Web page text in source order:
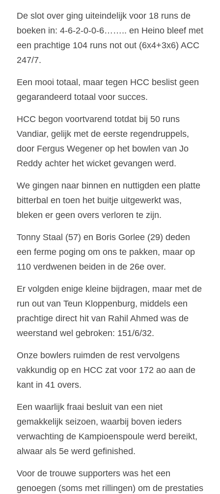
De slot over ging uiteindelijk voor 18 runs de
boeken in: 4-6-2-0-0-6…….. en Heino bleef met
een prachtige 104 runs not out (6x4+3x6) ACC
247/7.
Een mooi totaal, maar tegen HCC beslist geen
gegarandeerd totaal voor succes.
HCC begon voortvarend totdat bij 50 runs
Vandiar, gelijk met de eerste regendruppels,
door Fergus Wegener op het bowlen van Jo
Reddy achter het wicket gevangen werd.
We gingen naar binnen en nuttigden een platte
bitterbal en toen het buitje uitgewerkt was,
bleken er geen overs verloren te zijn.
Tonny Staal (57) en Boris Gorlee (29) deden
een ferme poging om ons te pakken, maar op
110 verdwenen beiden in de 26e over.
Er volgden enige kleine bijdragen, maar met de
run out van Teun Kloppenburg, middels een
prachtige direct hit van Rahil Ahmed was de
weerstand wel gebroken: 151/6/32.
Onze bowlers ruimden de rest vervolgens
vakkundig op en HCC zat voor 172 ao aan de
kant in 41 overs.
Een waarlijk fraai besluit van een niet
gemakkelijk seizoen, waarbij boven ieders
verwachting de Kampioenspoule werd bereikt,
alwaar als 5e werd gefinished.
Voor de trouwe supporters was het een
genoegen (soms met rillingen) om de prestaties